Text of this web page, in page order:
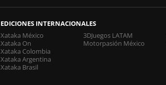
EDICIONES INTERNACIONALES
Xataka México
Xataka On
Xataka Colombia
Xataka Argentina
Xataka Brasil
3DJuegos LATAM
Motorpasión México